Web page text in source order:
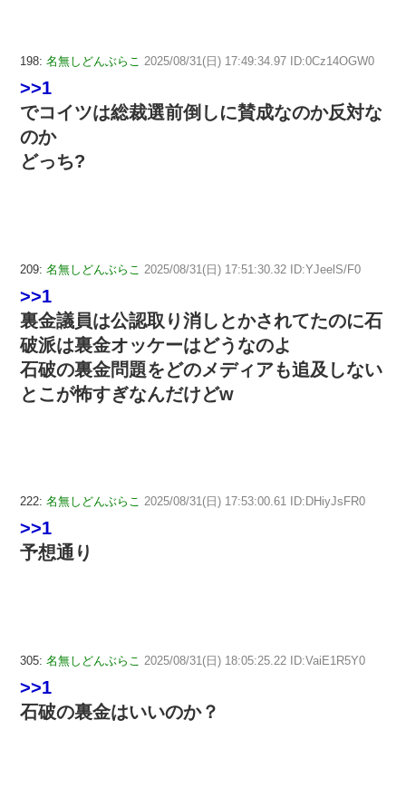
198: 名無しどんぶらこ 2025/08/31(日) 17:49:34.97 ID:0Cz14OGW0
>>1
でコイツは総裁選前倒しに賛成なのか反対な
のか
どっち?
209: 名無しどんぶらこ 2025/08/31(日) 17:51:30.32 ID:YJeelS/F0
>>1
裏金議員は公認取り消しとかされてたのに石
破派は裏金オッケーはどうなのよ
石破の裏金問題をどのメディアも追及しない
とこが怖すぎなんだけどw
222: 名無しどんぶらこ 2025/08/31(日) 17:53:00.61 ID:DHiyJsFR0
>>1
予想通り
305: 名無しどんぶらこ 2025/08/31(日) 18:05:25.22 ID:VaiE1R5Y0
>>1
石破の裏金はいいのか？